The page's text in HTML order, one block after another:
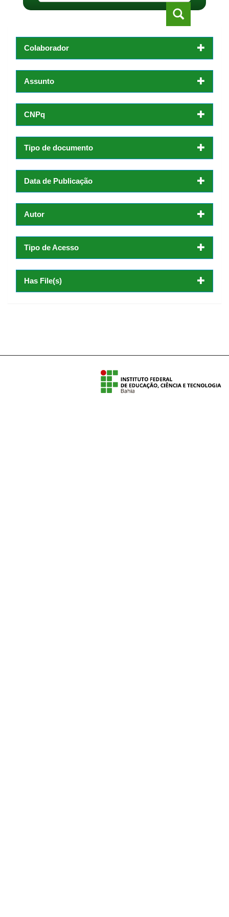
Colaborador
Assunto
CNPq
Tipo de documento
Data de Publicação
Autor
Tipo de Acesso
Has File(s)